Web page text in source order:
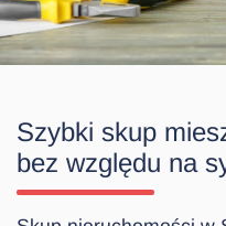
Szybki skup
bez względu na